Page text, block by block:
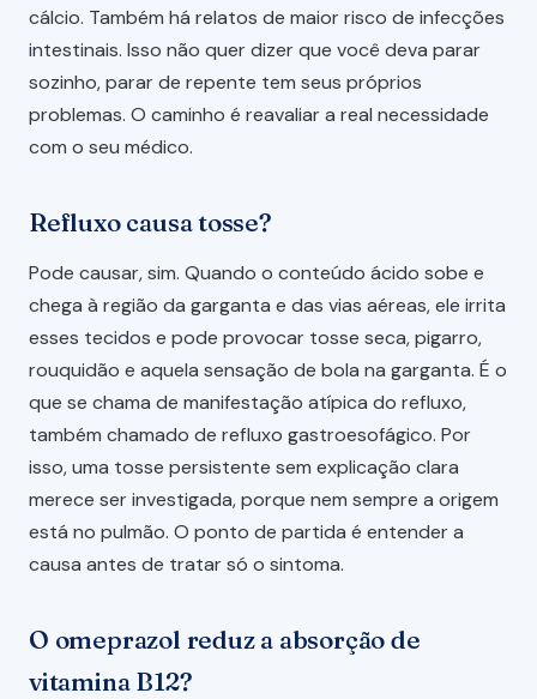
cálcio. Também há relatos de maior risco de infecções
intestinais. Isso não quer dizer que você deva parar
sozinho, parar de repente tem seus próprios
problemas. O caminho é reavaliar a real necessidade
com o seu médico.
Refluxo causa tosse?
Pode causar, sim. Quando o conteúdo ácido sobe e
chega à região da garganta e das vias aéreas, ele irrita
esses tecidos e pode provocar tosse seca, pigarro,
rouquidão e aquela sensação de bola na garganta. É o
que se chama de manifestação atípica do refluxo,
também chamado de refluxo gastroesofágico. Por
isso, uma tosse persistente sem explicação clara
merece ser investigada, porque nem sempre a origem
está no pulmão. O ponto de partida é entender a
causa antes de tratar só o sintoma.
O omeprazol reduz a absorção de
vitamina B12?